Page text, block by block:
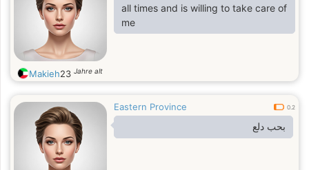
all times and is willing to take care of
me
Makieh23 Jahre alt
Eastern Province 0.2
بحب دلع